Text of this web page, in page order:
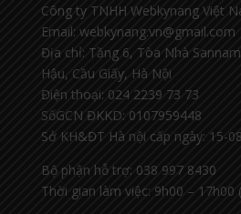
Công ty TNHH Webkynang Việt
Email: webkynang.vn@gmail.com
Địa chỉ: Tầng 6, Tòa Nhà
Hậu, Cầu Giấy, Hà Nội
Điện thoại: 024 2239 73 73
SốGCN ĐKKD: 0107959448
Sở KH&ĐT Hà nội cấp ngày: 15-
Bộ phận hỗ trợ: 038 997 8430
Thời gian làm việc: 9h00 – 17h00